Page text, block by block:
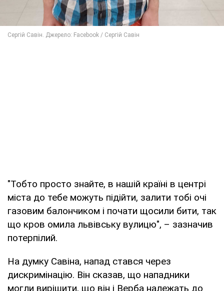
"Тобто просто знайте, в нашій країні в центрі
міста до тебе можуть підійти, залити тобі очі
газовим балончиком і почати щосили бити, так
що кров омила львівську вулицю", – зазначив
потерпілий.
На думку Савіна, напад стався через
дискримінацію. Він сказав, що нападники
могли вирішити, що він і Верба належать до